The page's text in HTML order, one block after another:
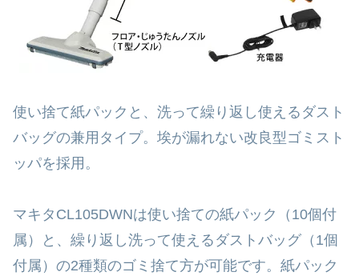
使い捨て紙パックと、洗って繰り返し使えるダスト
バッグの兼用タイプ。埃が漏れない改良型ゴミスト
ッパを採用。
マキタCL105DWNは使い捨ての紙パック（10個付
属）と、繰り返し洗って使えるダストバッグ（1個
付属）の2種類のゴミ捨て方が可能です。紙パック